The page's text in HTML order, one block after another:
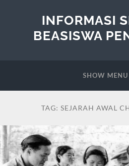
INFORMASI
BEASISWA
SHOW MENU
TAG: SEJARAH AWAL